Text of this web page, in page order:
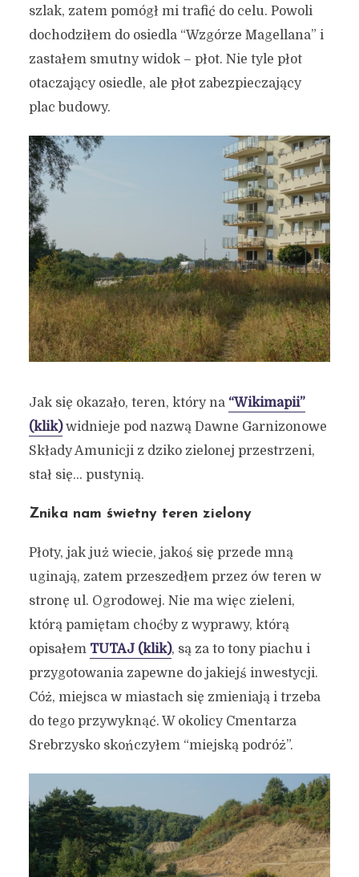
szlak, zatem pomógł mi trafić do celu. Powoli
dochodziłem do osiedla “Wzgórze Magellana” i
zastałem smutny widok – płot. Nie tyle płot
otaczający osiedle, ale płot zabezpieczający
plac budowy.
Jak się okazało, teren, który na “Wikimapii”
(klik)widnieje pod nazwą Dawne Garnizonowe
Składy Amunicji z dziko zielonej przestrzeni,
stał się… pustynią.
Znika nam świetny teren zielony
Płoty, jak już wiecie, jakoś się przede mną
uginają, zatem przeszedłem przez ów teren w
stronę ul. Ogrodowej. Nie ma więc zieleni,
którą pamiętam choćby z wyprawy, którą
opisałem TUTAJ (klik), są za to tony piachu i
przygotowania zapewne do jakiejś inwestycji.
Cóż, miejsca w miastach się zmieniają i trzeba
do tego przywyknąć. W okolicy Cmentarza
Srebrzysko skończyłem “miejską podróż”.